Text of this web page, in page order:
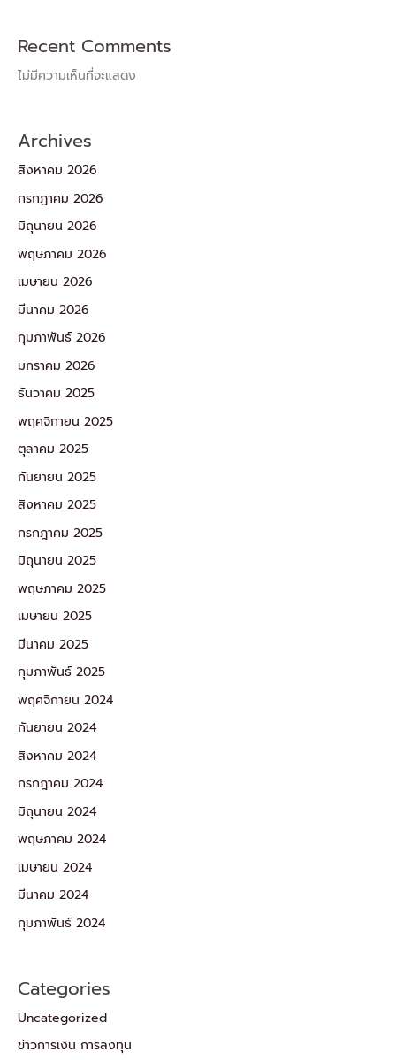
Recent Comments
ไม่มีความเห็นที่จะแสดง
Archives
สิงหาคม 2026
กรกฎาคม 2026
มิถุนายน 2026
พฤษภาคม 2026
เมษายน 2026
มีนาคม 2026
กุมภาพันธ์ 2026
มกราคม 2026
ธันวาคม 2025
พฤศจิกายน 2025
ตุลาคม 2025
กันยายน 2025
สิงหาคม 2025
กรกฎาคม 2025
มิถุนายน 2025
พฤษภาคม 2025
เมษายน 2025
มีนาคม 2025
กุมภาพันธ์ 2025
พฤศจิกายน 2024
กันยายน 2024
สิงหาคม 2024
กรกฎาคม 2024
มิถุนายน 2024
พฤษภาคม 2024
เมษายน 2024
มีนาคม 2024
กุมภาพันธ์ 2024
Categories
Uncategorized
ข่าวการเงิน การลงทุน